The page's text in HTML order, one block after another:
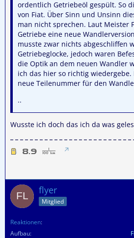
ordentlich Getriebeöl gespült. So
von Fiat. Über Sinn und Unsinn
man nicht sprechen. Laut Meister
Getriebe eine neue
musste zwar nichts abgeschliffen
Getriebeglocke, jedoch waren
die Optik an dem neuen Wandler
ich das hier so richtig
neue Teilenummer für den
..
Wusste ich doch das ich da was
flyer
Mitglied
Reaktionen
Aufbau